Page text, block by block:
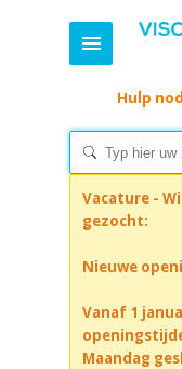
Hulp
Vacature -
gezocht:
Nieuwe
Vanaf 1
Maandag